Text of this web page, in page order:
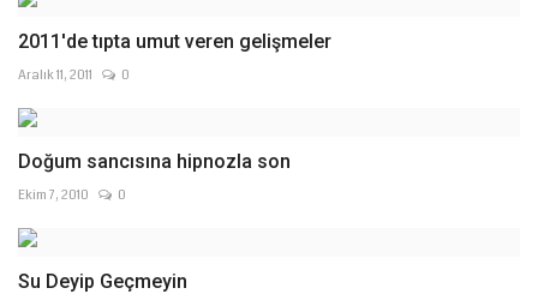
2011'de tıpta umut veren gelişmeler
Aralık 11, 2011 0
Doğum sancısına hipnozla son
Ekim 7, 2010 0
Su Deyip Geçmeyin